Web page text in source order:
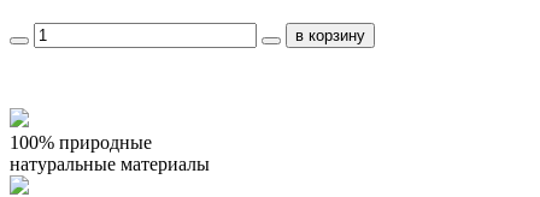
100% природные
натуральные материалы